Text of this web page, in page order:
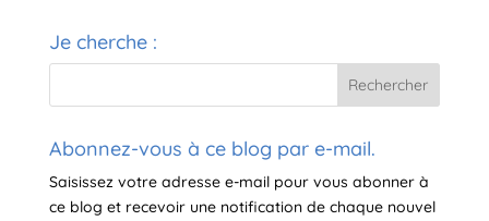
r
n
i
e
Je cherche :
Abonnez-vous à ce blog par e-mail.
Saisissez votre adresse e-mail pour vous abonner à
ce blog et recevoir une notification de chaque nouvel